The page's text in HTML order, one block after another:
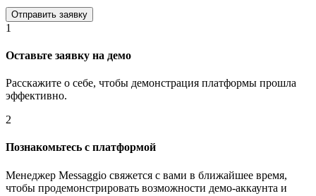
1
Оставьте заявку на демо
Расскажите о себе, чтобы демонстрация платформы прошла
эффективно.
2
Познакомьтесь с платформой
Менеджер Messaggio свяжется с вами в ближайшее время,
чтобы продемонстрировать возможности демо-аккаунта и